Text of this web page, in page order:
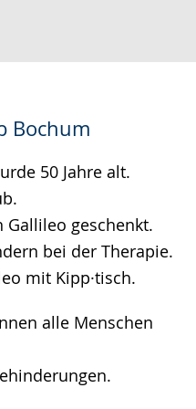
Bochum
50 Jahre alt.
Gallileo geschenkt.
bei der Therapie.
mit Kipp·tisch.
alle Menschen